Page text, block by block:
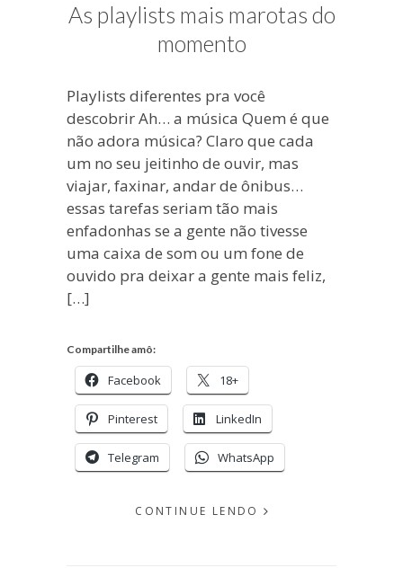
As playlists mais marotas do
momento
Playlists diferentes pra você
descobrir Ah… a música Quem é que
não adora música? Claro que cada
um no seu jeitinho de ouvir, mas
viajar, faxinar, andar de ônibus…
essas tarefas seriam tão mais
enfadonhas se a gente não tivesse
uma caixa de som ou um fone de
ouvido pra deixar a gente mais feliz,
[…]
Compartilhe amô:
Facebook 18+
Pinterest LinkedIn
Telegram WhatsApp
CONTINUE LENDO